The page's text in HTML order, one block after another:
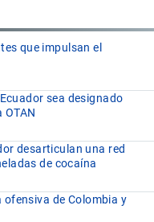
que impulsan el
sea designado
desarticulan una red
de cocaína
de Colombia y